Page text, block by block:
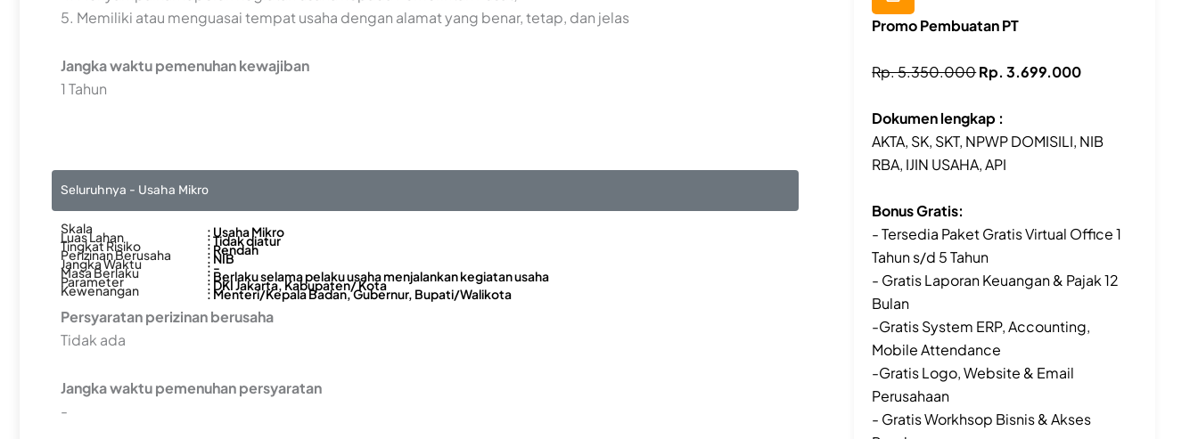
5. Memiliki atau menguasai tempat usaha dengan alamat yang benar, tetap, dan jelas
Jangka waktu pemenuhan kewajiban
1 Tahun
Seluruhnya - Usaha Mikro
Skala : Usaha Mikro
Luas Lahan : Tidak diatur
Tingkat Risiko : Rendah
Perizinan Berusaha : NIB
Jangka Waktu : -
Masa Berlaku : Berlaku selama pelaku usaha menjalankan kegiatan usaha
Parameter : DKI Jakarta, Kabupaten/ Kota
Kewenangan : Menteri/Kepala Badan, Gubernur, Bupati/Walikota
Persyaratan perizinan berusaha
Tidak ada
Jangka waktu pemenuhan persyaratan
-
Promo Pembuatan PT
Rp. 5.350.000Rp. 3.699.000
Dokumen lengkap :
AKTA, SK, SKT, NPWP DOMISILI, NIB
RBA, IJIN USAHA, API
Bonus Gratis:
- Tersedia Paket Gratis Virtual Office 1
Tahun s/d 5 Tahun
- Gratis Laporan Keuangan & Pajak 12
Bulan
-Gratis System ERP, Accounting,
Mobile Attendance
-Gratis Logo, Website & Email
Perusahaan
- Gratis Workhsop Bisnis & Akses